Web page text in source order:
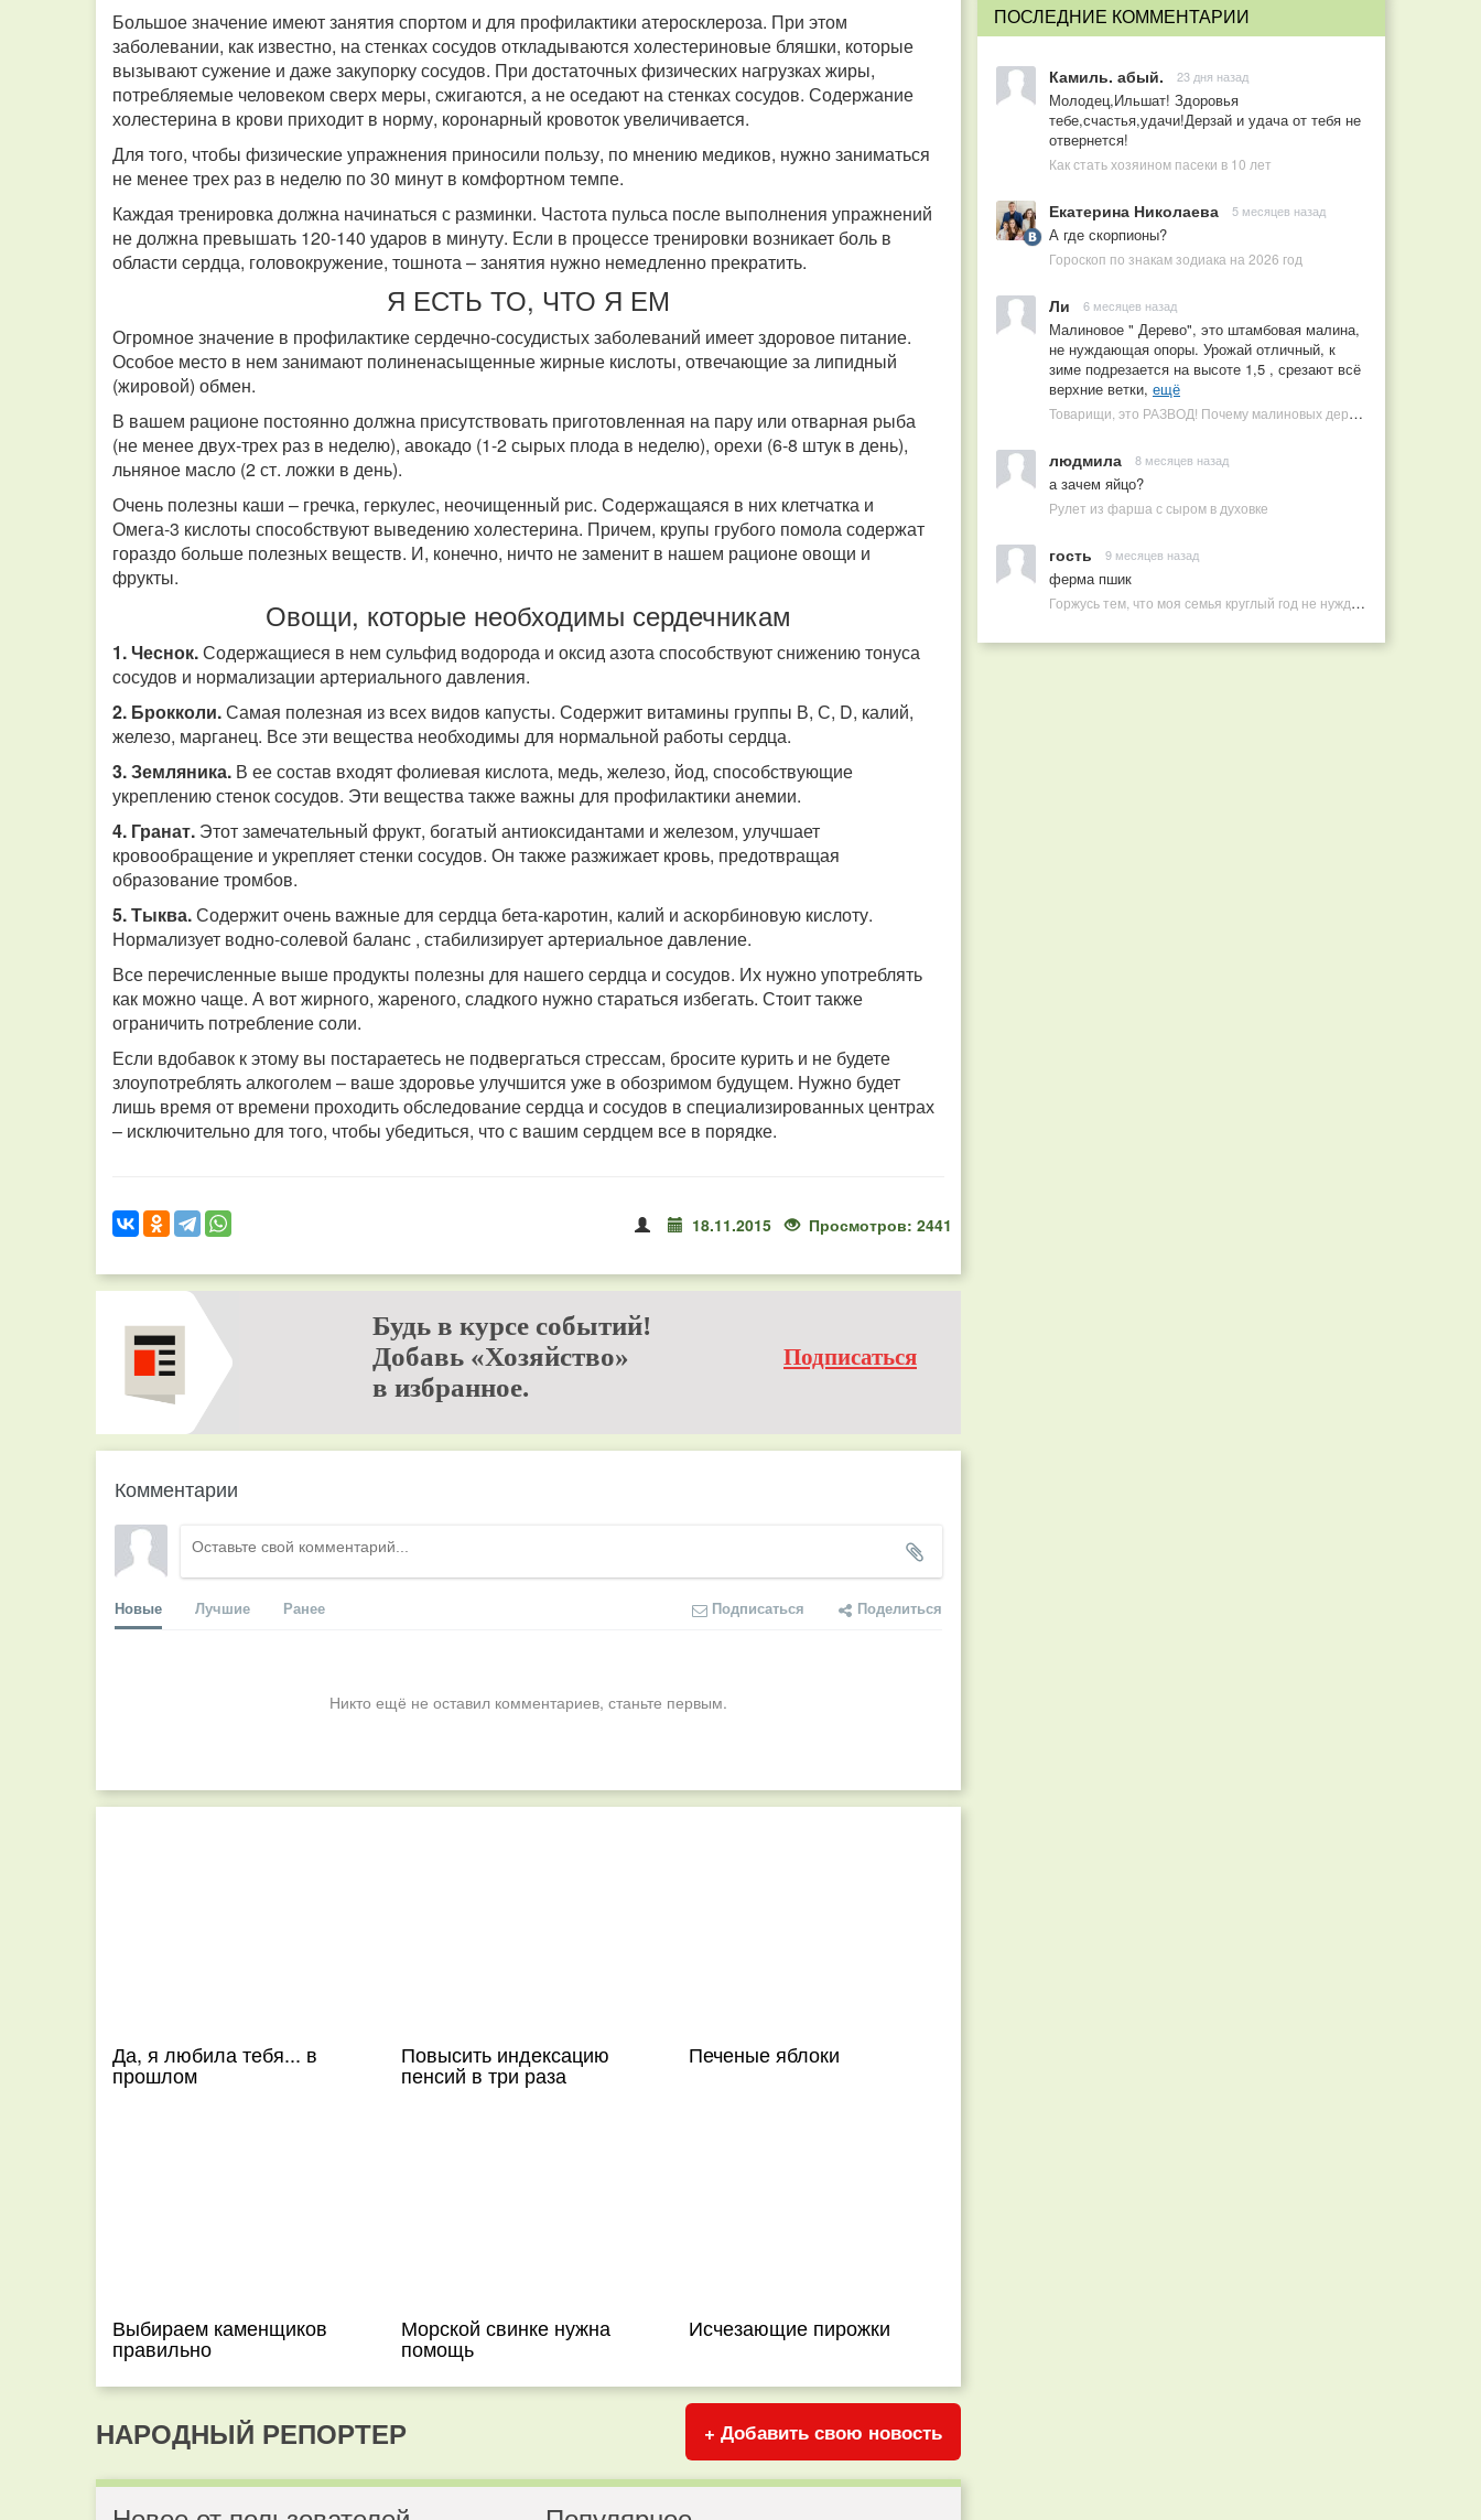
Большое значение имеют занятия спортом и для профилактики атеросклероза. При этом
заболевании, как известно, на стенках сосудов откладываются холестериновые бляшки, которые
вызывают сужение и даже закупорку сосудов. При достаточных физических нагрузках жиры,
потребляемые человеком сверх меры, сжигаются, а не оседают на стенках сосудов. Содержание
холестерина в крови приходит в норму, коронарный кровоток увеличивается.
Для того, чтобы физические упражнения приносили пользу, по мнению медиков, нужно заниматься
не менее трех раз в неделю по 30 минут в комфортном темпе.
Каждая тренировка должна начинаться с разминки. Частота пульса после выполнения упражнений
не должна превышать 120-140 ударов в минуту. Если в процессе тренировки возникает боль в
области сердца, головокружение, тошнота – занятия нужно немедленно прекратить.
Я ЕСТЬ ТО, ЧТО Я ЕМ
Огромное значение в профилактике сердечно-сосудистых заболеваний имеет здоровое питание.
Особое место в нем занимают полиненасыщенные жирные кислоты, отвечающие за липидный
(жировой) обмен.
В вашем рационе постоянно должна присутствовать приготовленная на пару или отварная рыба
(не менее двух-трех раз в неделю), авокадо (1-2 сырых плода в неделю), орехи (6-8 штук в день),
льняное масло (2 ст. ложки в день).
Очень полезны каши – гречка, геркулес, неочищенный рис. Содержащаяся в них клетчатка и
Омега-3 кислоты способствуют выведению холестерина. Причем, крупы грубого помола содержат
гораздо больше полезных веществ. И, конечно, ничто не заменит в нашем рационе овощи и
фрукты.
Овощи, которые необходимы сердечникам
1. Чеснок.Содержащиеся в нем сульфид водорода и оксид азота способствуют снижению тонуса
сосудов и нормализации артериального давления.
2. Брокколи.Самая полезная из всех видов капусты. Содержит витамины группы В, С, D, калий,
железо, марганец. Все эти вещества необходимы для нормальной работы сердца.
3. Земляника. В ее состав входят фолиевая кислота, медь, железо, йод, способствующие
укреплению стенок сосудов. Эти вещества также важны для профилактики анемии.
4. Гранат. Этот замечательный фрукт, богатый антиоксидантами и железом, улучшает
кровообращение и укрепляет стенки сосудов. Он также разжижает кровь, предотвращая
образование тромбов.
5. Тыква.Содержит очень важные для сердца бета-каротин, калий и аскорбиновую кислоту.
Нормализует водно-солевой баланс , стабилизирует артериальное давление.
Все перечисленные выше продукты полезны для нашего сердца и сосудов. Их нужно употреблять
как можно чаще. А вот жирного, жареного, сладкого нужно стараться избегать. Стоит также
ограничить потребление соли.
Если вдобавок к этому вы постараетесь не подвергаться стрессам, бросите курить и не будете
злоупотреблять алкоголем – ваше здоровье улучшится уже в обозримом будущем. Нужно будет
лишь время от времени проходить обследование сердца и сосудов в специализированных центрах
– исключительно для того, чтобы убедиться, что с вашим сердцем все в порядке.
18.11.2015 Просмотров: 2441
Будь в курсе событий!
Добавь «Хозяйство»
в избранное.
Подписаться
Комментарии
Новые Лучшие Ранее Подписаться Поделиться
Никто ещё не оставил комментариев, станьте первым.
Да, я любила тебя... в
прошлом
Повысить индексацию
пенсий в три раза
Печеные яблоки
Выбираем каменщиков
правильно
Морской свинке нужна
помощь
Исчезающие пирожки
НАРОДНЫЙ РЕПОРТЕР + Добавить свою новость
ПОСЛЕДНИЕ КОММЕНТАРИИ
Камиль. абый. 23 дня назад
Молодец,Ильшат! Здоровья
тебе,счастья,удачи!Дерзай и удача от тебя не
отвернется!
Как стать хозяином пасеки в 10 лет
Екатерина Николаева 5 месяцев назад
А где скорпионы?
Гороскоп по знакам зодиака на 2026 год
Ли 6 месяцев назад
Малиновое " Дерево", это штамбовая малина,
не нуждающая опоры. Урожай отличный, к
зиме подрезается на высоте 1,5 , срезают всё
верхние ветки, ещё
Товарищи, это РАЗВОД! Почему малиновых деревьев не бывает, или Как ушлые продавцы наживаются на мечтах садоводов
людмила 8 месяцев назад
а зачем яйцо?
Рулет из фарша с сыром в духовке
гость 9 месяцев назад
ферма пшик
Горжусь тем, что моя семья круглый год не нуждается в покупных витаминах